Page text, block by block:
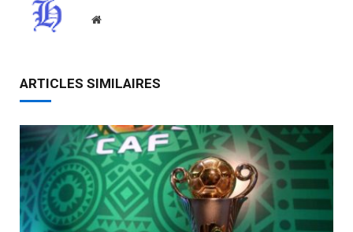
Website
ARTICLES SIMILAIRES